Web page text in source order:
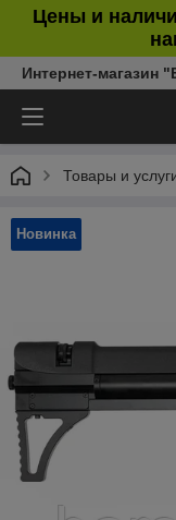
Цены и
Интернет-
Товары и
Новинка